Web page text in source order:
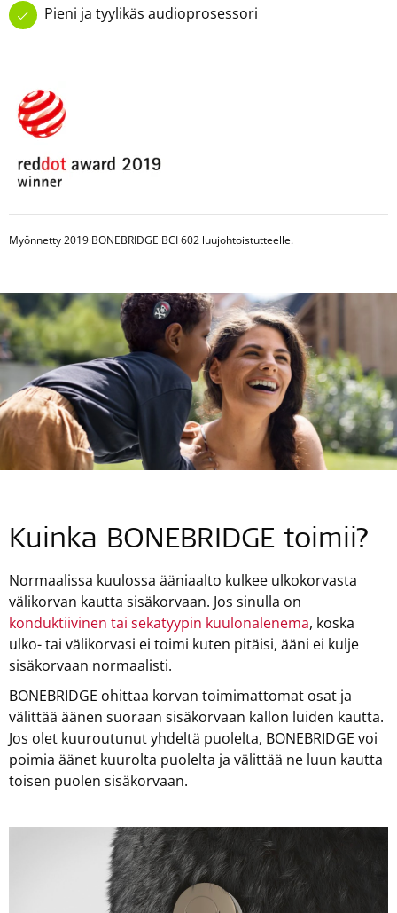
Pieni ja tyylikäs audioprosessori
Myönnetty 2019 BONEBRIDGE BCI 602 luujohtoistutteelle.
Kuinka BONEBRIDGE toimii?
Normaalissa kuulossa ääniaalto kulkee ulkokorvasta
välikorvan kautta sisäkorvaan. Jos sinulla on
konduktiivinen tai sekatyypin kuulonalenema, koska
ulko- tai välikorvasi ei toimi kuten pitäisi, ääni ei kulje
sisäkorvaan normaalisti.
BONEBRIDGE ohittaa korvan toimimattomat osat ja
välittää äänen suoraan sisäkorvaan kallon luiden kautta.
Jos olet kuuroutunut yhdeltä puolelta, BONEBRIDGE voi
poimia äänet kuurolta puolelta ja välittää ne luun kautta
toisen puolen sisäkorvaan.